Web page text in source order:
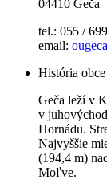
04410 Geča
tel.: 055 /
email:
História obce
Geča leží v
v
Hornádu.
Najvyššie
(194,4 m)
Moľve.